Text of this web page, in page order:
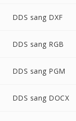
DDS sang DXF
DDS sang RGB
DDS sang PGM
DDS sang DOCX